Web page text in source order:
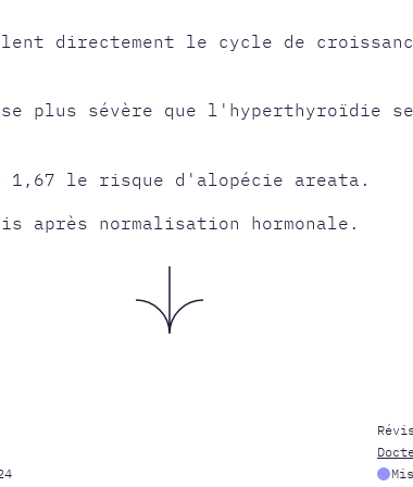
directement le cycle de
plus sévère que l'hyperthyroïdie
le risque d'alopécie areata.
après normalisation hormonale.